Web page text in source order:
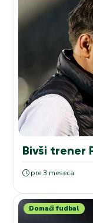
Bivši trener
pre 3 meseca
Domaći fudbal